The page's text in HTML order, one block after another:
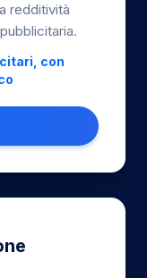
redditività
con